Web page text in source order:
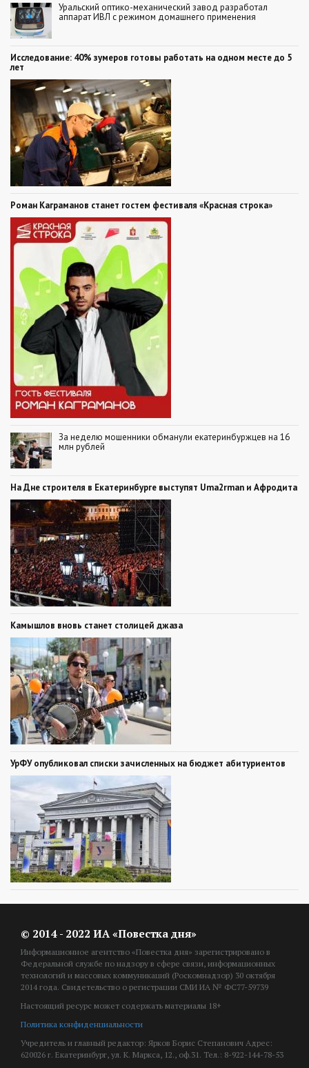
Уральский оптико-механический завод разработал
аппарат ИВЛ с режимом домашнего применения
Исследование: 40% зумеров готовы работать на одном месте до 5
лет
Роман Каграманов станет гостем фестиваля «Красная строка»
За неделю мошенники обманули екатеринбуржцев на 16
млн рублей
На Дне строителя в Екатеринбурге выступят Uma2rman и Афродита
Камышлов вновь станет столицей джаза
УрФУ опубликовал списки зачисленных на бюджет абитуриентов
© 2014 - 2022 ИА «Повестка дня»
Информационное агентство «Повестка дня» зарегистрировано в
Федеральной службе по надзору в сфере связи, информационных
технологий и массовых коммуникаций (Роскомнадзор) 30 октября
2014 года. Свидетельство о регистрации СМИ ИА № ФС77-59739
Настоящий ресурс может содержать материалы 18+
Политика конфиденциальности
Учредитель и главный редактор: Ярков Борис Степанович Адрес:
620026 г. Екатеринбург, ул. К. Маркса, 12., оф.31. Тел.: 8-922-144-78-53